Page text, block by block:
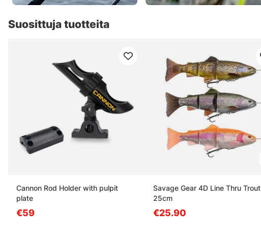
Suosittuja tuotteita
Cannon Rod Holder with pulpit
plate
€59
Savage Gear 4D Line Thru Trout
25cm
€25.90